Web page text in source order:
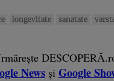
longevitate sanatate
News și Google